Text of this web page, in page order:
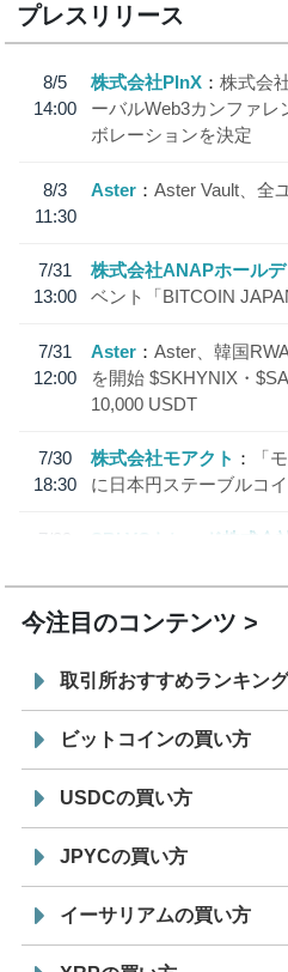
プレスリリース
8/5
14:00
株式会社PlnX
株式会
ーバルWeb3カンファレ
ボレーションを決定
8/3
11:30
Aster Aster Vault、全
7/31
13:00
株式会社ANAPホール
ベント「BITCOIN
7/31
12:00
Aster
Aster、韓国
を開始 $SKHYNIX・
10,000 USDT
7/30
18:30
株式会社モアクト
「
に日本円ステーブルコ
7/29
SBI VCトレード株式会社
今注目のコンテンツ
取引所おすすめランキン
ビットコインの買い方
USDCの買い方
JPYCの買い方
イーサリアムの買い方